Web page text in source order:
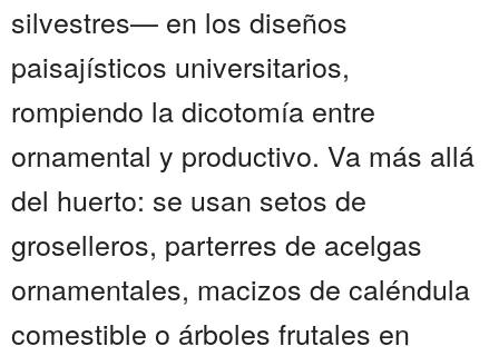
silvestres— en los diseños
paisajísticos universitarios,
rompiendo la dicotomía entre
ornamental y productivo. Va más allá
del huerto: se usan setos de
groselleros, parterres de acelgas
ornamentales, macizos de caléndula
comestible o árboles frutales en